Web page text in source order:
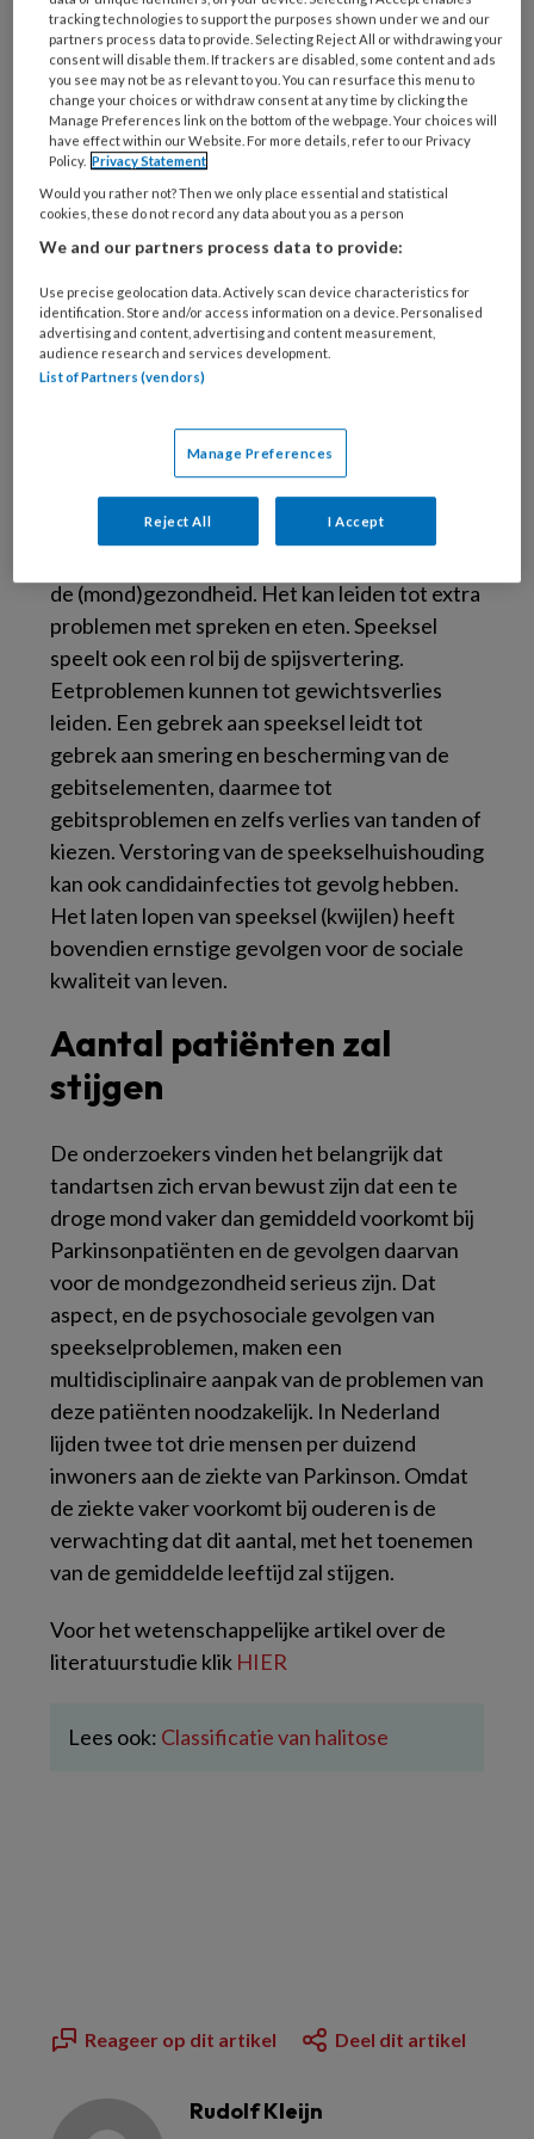
Vaak hebben zij er last van dat het speeksel uit
de mond loopt. In sommige gevallen komt dat
door een overmatige speekselproductie, maar
de betrokkenen hebben veel vaker dan
anderen last van een te droge mond. Dat lijkt
met elkaar in tegenspraak, maar de
onderzoekers wijzen erop dat Parkinson een
neurologische aandoening is waardoor
patiënten problemen hebben met de controle
van gezichts- en andere spieren en met slikken.
Ook bijverschijnselen van medicijnen spelen
een rol.
Speekselproblemen en
mondgezondheid
de (mond)gezondheid. Het kan leiden tot extra
problemen met spreken en eten. Speeksel
speelt ook een rol bij de spijsvertering.
Eetproblemen kunnen tot gewichtsverlies
leiden. Een gebrek aan speeksel leidt tot
gebrek aan smering en bescherming van de
gebitselementen, daarmee tot
gebitsproblemen en zelfs verlies van tanden of
kiezen. Verstoring van de speekselhuishouding
kan ook candidainfecties tot gevolg hebben.
Het laten lopen van speeksel (kwijlen) heeft
bovendien ernstige gevolgen voor de sociale
kwaliteit van leven.
Aantal patiënten zal
stijgen
De onderzoekers vinden het belangrijk dat
tandartsen zich ervan bewust zijn dat een te
droge mond vaker dan gemiddeld voorkomt bij
Parkinsonpatiënten en de gevolgen daarvan
voor de mondgezondheid serieus zijn. Dat
aspect, en de psychosociale gevolgen van
speekselproblemen, maken een
multidisciplinaire aanpak van de problemen van
deze patiënten noodzakelijk. In Nederland
lijden twee tot drie mensen per duizend
inwoners aan de ziekte van Parkinson. Omdat
de ziekte vaker voorkomt bij ouderen is de
verwachting dat dit aantal, met het toenemen
van de gemiddelde leeftijd zal stijgen.
Voor het wetenschappelijke artikel over de
literatuurstudie klik HIER
Lees ook: Classificatie van halitose
Reageer op dit artikel Deel dit artikel
Rudolf Kleijn
tracking technologies to support the purposes shown under we and our
partners process data to provide. Selecting Reject All or withdrawing your
consent will disable them. If trackers are disabled, some content and ads
you see may not be as relevant to you. You can resurface this menu to
change your choices or withdraw consent at any time by clicking the
Manage Preferences link on the bottom of the webpage. Your choices will
have effect within our Website. For more details, refer to our Privacy
Policy. Privacy Statement
Would you rather not? Then we only place essential and statistical
cookies, these do not record any data about you as a person
We and our partners process data to provide:
Use precise geolocation data. Actively scan device characteristics for
identification. Store and/or access information on a device. Personalised
advertising and content, advertising and content measurement,
audience research and services development.
List of Partners (vendors)
Manage Preferences
Reject All I Accept